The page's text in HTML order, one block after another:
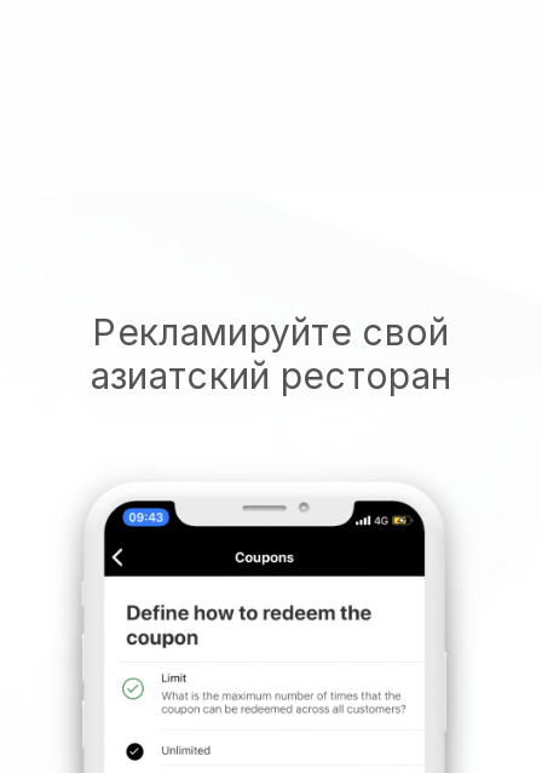
Рекламируйте свой
азиатский ресторан